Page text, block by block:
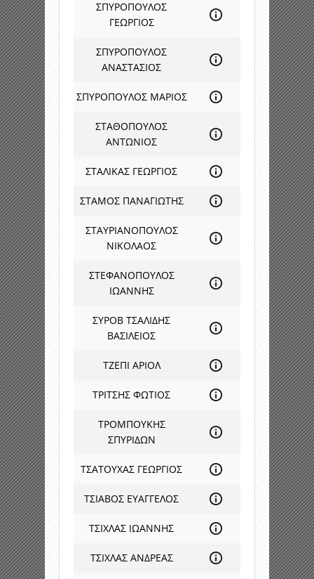
ΣΠΥΡΟΠΟΥΛΟΣ
ΓΕΩΡΓΙΟΣ
ΣΠΥΡΟΠΟΥΛΟΣ
ΑΝΑΣΤΑΣΙΟΣ
ΣΠΥΡΟΠΟΥΛΟΣ ΜΑΡΙΟΣ
ΣΤΑΘΟΠΟΥΛΟΣ
ΑΝΤΩΝΙΟΣ
ΣΤΑΛΙΚΑΣ ΓΕΩΡΓΙΟΣ
ΣΤΑΜΟΣ ΠΑΝΑΓΙΩΤΗΣ
ΣΤΑΥΡΙΑΝΟΠΟΥΛΟΣ
ΝΙΚΟΛΑΟΣ
ΣΤΕΦΑΝΟΠΟΥΛΟΣ
ΙΩΑΝΝΗΣ
ΣΥΡΟΒ ΤΣΑΛΙΔΗΣ
ΒΑΣΙΛΕΙΟΣ
ΤΖΕΠΙ ΑΡΙΟΛ
ΤΡΙΤΣΗΣ ΦΩΤΙΟΣ
ΤΡΟΜΠΟΥΚΗΣ
ΣΠΥΡΙΔΩΝ
ΤΣΑΤΟΥΧΑΣ ΓΕΩΡΓΙΟΣ
ΤΣΙΑΒΟΣ ΕΥΑΓΓΕΛΟΣ
ΤΣΙΧΛΑΣ ΙΩΑΝΝΗΣ
ΤΣΙΧΛΑΣ ΑΝΔΡΕΑΣ